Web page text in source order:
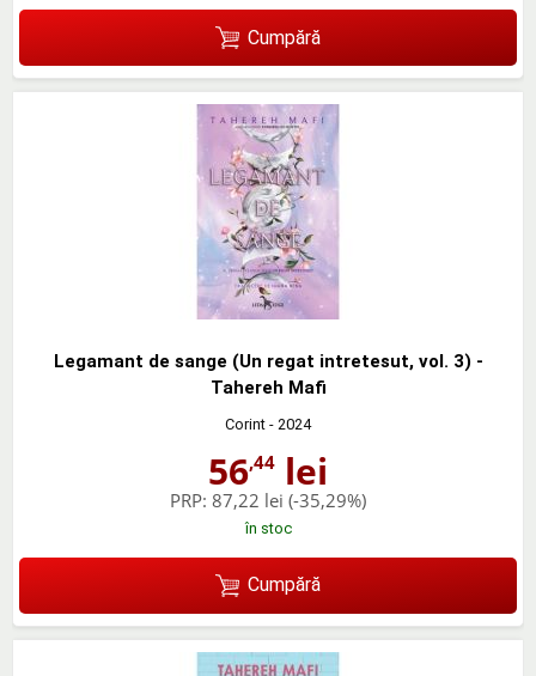
Cumpără
Legamant de sange (Un regat intretesut, vol. 3) -
Tahereh Mafi
Corint - 2024
56,44 lei
PRP: 87,22 lei (-35,29%)
în stoc
Cumpără